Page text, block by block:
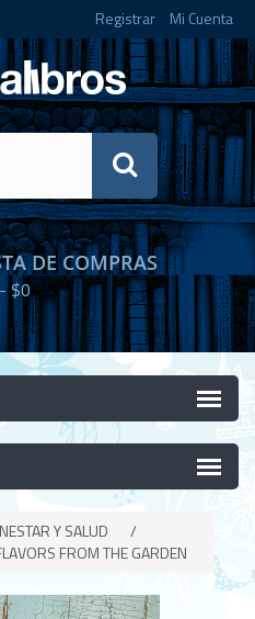
Registrar Mi Cuenta
DE COMPRAS
$0
Y SALUD
/
FROM THE GARDEN